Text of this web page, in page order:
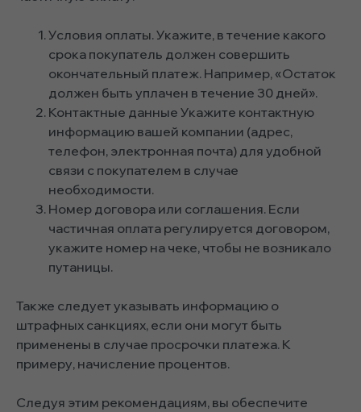
Условия оплаты. Укажите, в течение какого
срока покупатель должен совершить
окончательный платеж. Например, «Остаток
должен быть уплачен в течение 30 дней».
Контактные данные Укажите контактную
информацию вашей компании (адрес,
телефон, электронная почта) для удобной
связи с покупателем в случае
необходимости.
Номер договора или соглашения. Если
частичная оплата регулируется договором,
укажите номер на чеке, чтобы не возникало
путаницы.
Также следует указывать информацию о
штрафных санкциях, если они могут быть
применены в случае просрочки платежа. К
примеру, начисление процентов.
Следуя этим рекомендациям, вы обеспечите